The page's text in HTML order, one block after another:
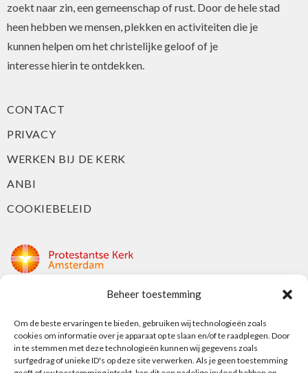
Beheer toestemming
Om de beste ervaringen te bieden, gebruiken wij technologieën zoals
cookies om informatie over je apparaat op te slaan en/of te raadplegen. Door
in te stemmen met deze technologieën kunnen wij gegevens zoals
surfgedrag of unieke ID's op deze site verwerken. Als je geen toestemming
zoekt naar zin, een gemeenschap of rust. Door de hele stad
heen hebben we mensen, plekken en activiteiten die je
kunnen helpen om het christelijke geloof of je
interesse hierin te ontdekken.
CONTACT
PRIVACY
WERKEN BIJ DE KERK
ANBI
COOKIEBELEID
Nieuwe Herengracht 18
1018 DP Amsterdam
t: 020 5353 700